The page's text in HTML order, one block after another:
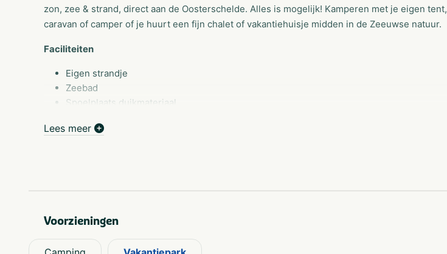
zon, zee & strand, direct aan de Oosterschelde. Alles is mogelijk! Kamperen met je eigen tent,
caravan of camper of je huurt een fijn chalet of vakantiehuisje midden in de Zeeuwse natuur.
Faciliteiten
Eigen strandje
Zeebad
Spoelplaats duikmateriaal
Perslucht vulstation (duiklucht) (TIJDELIJK BUITEN GEBRUIK)
Recreatieteam (Hemelvaart, Pinksteren en 6 weken in hoogseizoen)
Voetbalveld
Lees meer
Voorzieningen